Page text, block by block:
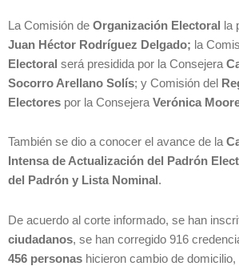
La Comisión de Organización Electoral la
Juan Héctor Rodríguez Delgado; la
Electoral será presidida por la Consejera
Socorro Arellano Solís; y Comisión del
Electores por la Consejera Verónica
También se dio a conocer el avance de la
Intensa de Actualización del Padrón
del Padrón y Lista Nominal .
De acuerdo al corte informado, se han
ciudadanos, se han corregido 916
456 personas hicieron cambio de domicilio,